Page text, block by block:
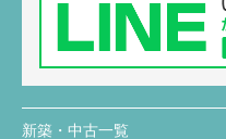
新築・中古一覧